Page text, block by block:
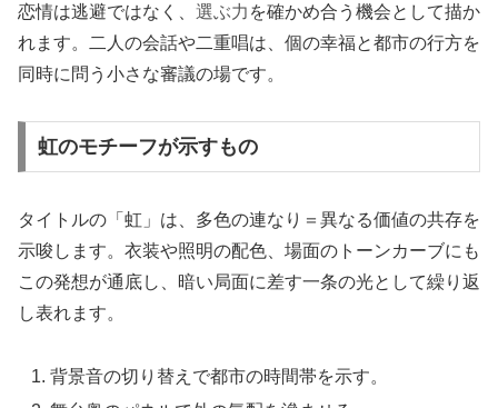
恋情は逃避ではなく、 選ぶ力 を確かめ合う機会として描か
れます。二人の会話や二重唱は、個の幸福と都市の行方を
同時に問う小さな審議の場です。
虹のモチーフが示すもの
タイトルの「虹」は、多色の連なり＝異なる価値の共存を
示唆します。衣装や照明の配色、場面のトーンカーブにも
この発想が通底し、暗い局面に差す一条の光として繰り返
し表れます。
背景音の切り替えで都市の時間帯を示す。